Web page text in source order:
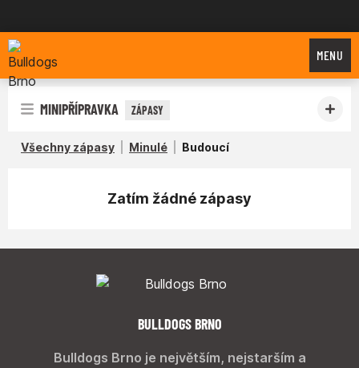
Bulldogs Brno
MENU
MINIPŘÍPRAVKA ZÁPASY
Všechny zápasy Minulé Budoucí
Zatím žádné zápasy
BULLDOGS BRNO
Bulldogs Brno je největším, nejstarším a